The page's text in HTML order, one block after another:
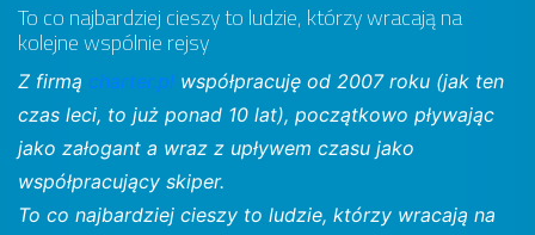
To co najbardziej cieszy to ludzie, którzy wracają na
kolejne wspólnie rejsy
Z firmą charter.pl współpracuję od 2007 roku (jak ten
czas leci, to już ponad 10 lat), początkowo pływając
jako załogant a wraz z upływem czasu jako
współpracujący skiper.
To co najbardziej cieszy to ludzie, którzy wracają na